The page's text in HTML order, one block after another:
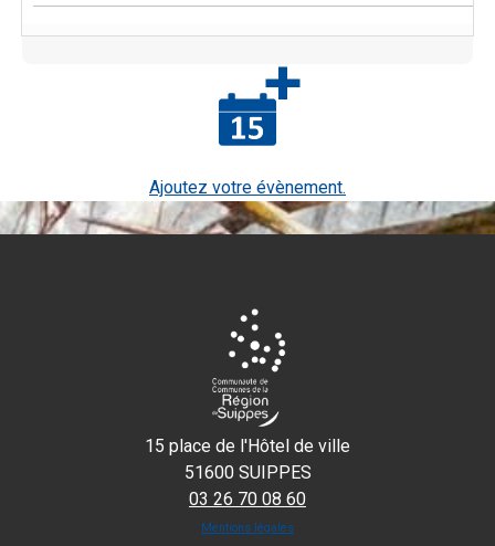
Ajoutez votre évènement.
15 place de l'Hôtel de ville
51600 SUIPPES
03 26 70 08 60
Mentions légales